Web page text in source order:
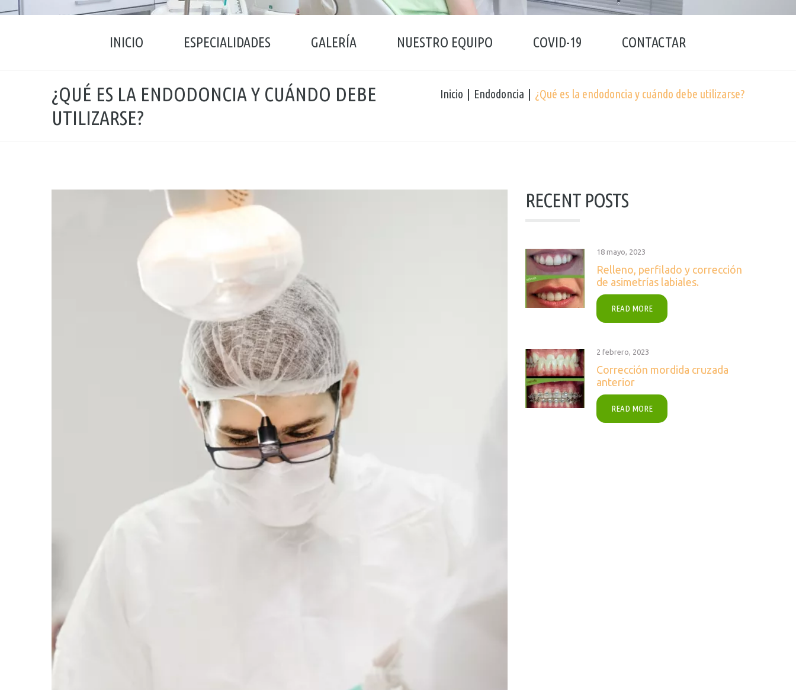
INICIO ESPECIALIDADES GALERÍA NUESTRO EQUIPO COVID-19 CONTACTAR
¿QUÉ ES LA ENDODONCIA Y CUÁNDO DEBE
UTILIZARSE?
Inicio Endodoncia ¿Qué es la endodoncia y cuándo debe utilizarse?
RECENT POSTS
18 mayo, 2023
Relleno, perfilado y corrección
de asimetrías labiales.
READ MORE
2 febrero, 2023
Corrección mordida cruzada
anterior
READ MORE